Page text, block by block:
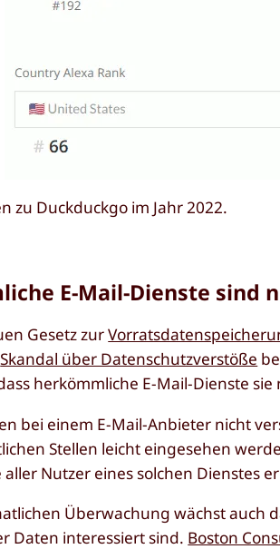
zu Duckduckgo im Jahr 2022.
E-Mail-Dienste sind
Gesetz zur
Skandal über Datenschutzverstöße
herkömmliche E-Mail-Dienste
bei einem E-Mail-Anbieter nicht
Stellen leicht eingesehen
Nutzer eines solchen Dienstes
Überwachung wächst auch
Daten interessiert sind. Boston